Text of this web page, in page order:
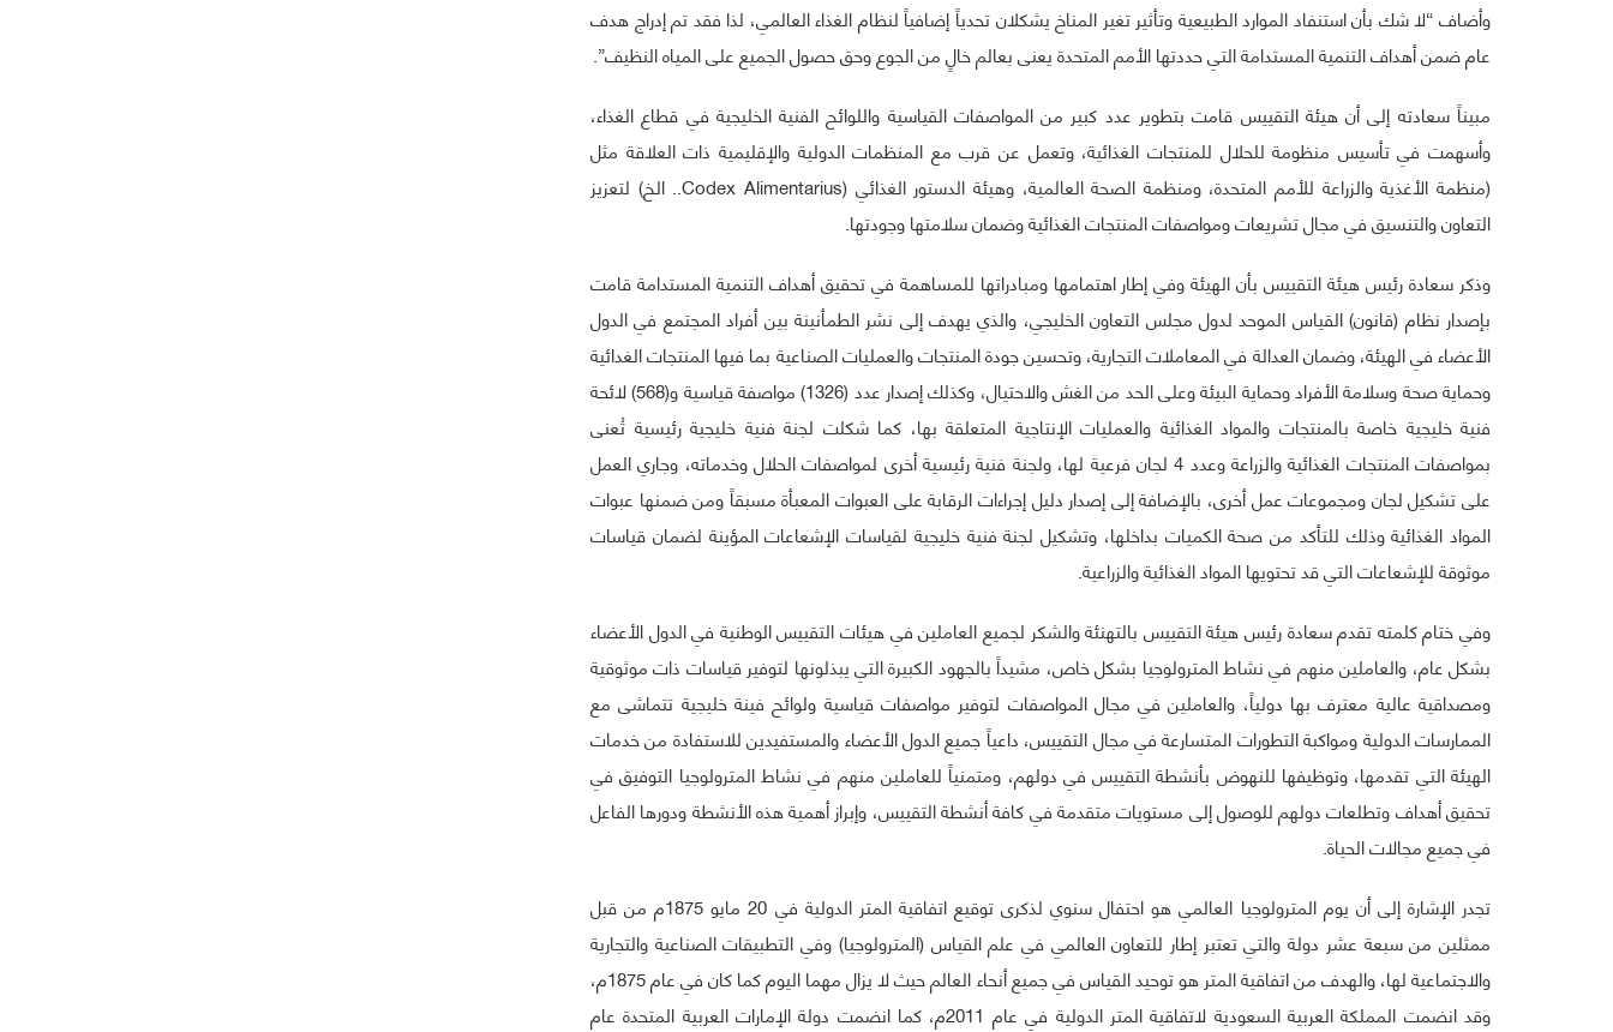
وأضاف “لا شك بأن استنفاد الموارد الطبيعية وتأثير تغير المناخ يشكلان تحدياً إضافياً لنظام الغذاء العالمي، لذا فقد تم إدراج هدف
عام ضمن أهداف التنمية المستدامة التي حددتها الأمم المتحدة يعنى بعالم خالٍ من الجوع وحق حصول الجميع على المياه النظيف”.
مبيناً سعادته إلى أن هيئة التقييس قامت بتطوير عدد كبير من المواصفات القياسية واللوائح الفنية الخليجية في قطاع الغذاء،
وأسهمت في تأسيس منظومة للحلال للمنتجات الغذائية، وتعمل عن قرب مع المنظمات الدولية والإقليمية ذات العلاقة مثل
(منظمة الأغذية والزراعة للأمم المتحدة، ومنظمة الصحة العالمية، وهيئة الدستور الغذائي (Codex Alimentarius.. الخ) لتعزيز
التعاون والتنسيق في مجال تشريعات ومواصفات المنتجات الغذائية وضمان سلامتها وجودتها.
وذكر سعادة رئيس هيئة التقييس بأن الهيئة وفي إطار اهتمامها ومبادراتها للمساهمة في تحقيق أهداف التنمية المستدامة قامت
بإصدار نظام (قانون) القياس الموحد لدول مجلس التعاون الخليجي، والذي يهدف إلى نشر الطمأنينة بين أفراد المجتمع في الدول
الأعضاء في الهيئة، وضمان العدالة في المعاملات التجارية، وتحسين جودة المنتجات والعمليات الصناعية بما فيها المنتجات الغدائية
وحماية صحة وسلامة الأفراد وحماية البيئة وعلى الحد من الغش والاحتيال، وكذلك إصدار عدد (1326) مواصفة قياسية و(568) لائحة
فنية خليجية خاصة بالمنتجات والمواد الغذائية والعمليات الإنتاجية المتعلقة بها، كما شكلت لجنة فنية خليجية رئيسية تُعنى
بمواصفات المنتجات الغذائية والزراعة وعدد 4 لجان فرعية لها، ولجنة فنية رئيسية أخرى لمواصفات الحلال وخدماته، وجاري العمل
على تشكيل لجان ومجموعات عمل أخرى، بالإضافة إلى إصدار دليل إجراءات الرقابة على العبوات المعبأة مسبقاً ومن ضمنها عبوات
المواد الغذائية وذلك للتأكد من صحة الكميات بداخلها، وتشكيل لجنة فنية خليجية لقياسات الإشعاعات المؤينة لضمان قياسات
موثوقة للإشعاعات التي قد تحتويها المواد الغذائية والزراعية.
وفي ختام كلمته تقدم سعادة رئيس هيئة التقييس بالتهنئة والشكر لجميع العاملين في هيئات التقييس الوطنية في الدول الأعضاء
بشكل عام، والعاملين منهم في نشاط المترولوجيا بشكل خاص، مشيداً بالجهود الكبيرة التي يبذلونها لتوفير قياسات ذات موثوقية
ومصداقية عالية معترف بها دولياً، والعاملين في مجال المواصفات لتوفير مواصفات قياسية ولوائح فينة خليجية تتماشى مع
الممارسات الدولية ومواكبة التطورات المتسارعة في مجال التقييس، داعياً جميع الدول الأعضاء والمستفيدين للاستفادة من خدمات
الهيئة التي تقدمها، وتوظيفها للنهوض بأنشطة التقييس في دولهم، ومتمنياً للعاملين منهم في نشاط المترولوجيا التوفيق في
تحقيق أهداف وتطلعات دولهم للوصول إلى مستويات متقدمة في كافة أنشطة التقييس، وإبراز أهمية هذه الأنشطة ودورها الفاعل
في جميع مجالات الحياة.
تجدر الإشارة إلى أن يوم المترولوجيا العالمي هو احتفال سنوي لذكرى توقيع اتفاقية المتر الدولية في 20 مايو 1875م من قبل
ممثلين من سبعة عشر دولة والتي تعتبر إطار للتعاون العالمي في علم القياس (المترولوجيا) وفي التطبيقات الصناعية والتجارية
والاجتماعية لها، والهدف من اتفاقية المتر هو توحيد القياس في جميع أنحاء العالم حيث لا يزال مهما اليوم كما كان في عام 1875م،
وقد انضمت المملكة العربية السعودية لاتفاقية المتر الدولية في عام 2011م، كما انضمت دولة الإمارات العربية المتحدة عام